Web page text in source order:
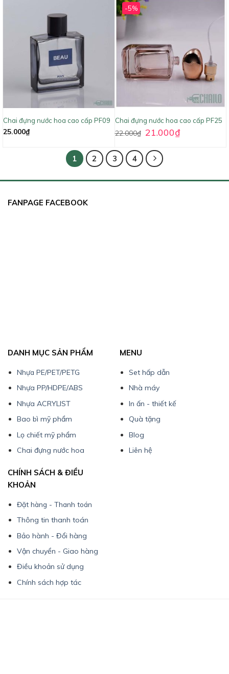
Chai đựng nước hoa cao cấp PF09
25.000₫
-5%
Chai đựng nước hoa cao cấp PF25
22.000₫ 21.000₫
1 2 3 4
FANPAGE FACEBOOK
DANH MỤC SẢN PHẨM
Nhựa PE/PET/PETG
Nhựa PP/HDPE/ABS
Nhựa ACRYLIST
Bao bì mỹ phẩm
Lọ chiết mỹ phẩm
Chai đựng nước hoa
MENU
Set hấp dẫn
Nhà máy
In ấn - thiết kế
Quà tặng
Blog
Liên hệ
CHÍNH SÁCH & ĐIỀU
KHOẢN
Đặt hàng - Thanh toán
Thông tin thanh toán
Bảo hành - Đổi hàng
Vận chuyển - Giao hàng
Điều khoản sử dụng
Chính sách hợp tác